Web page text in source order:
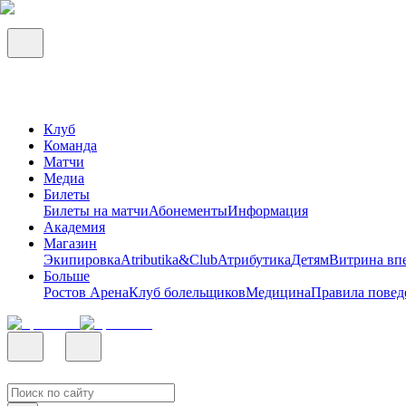
Клуб
Команда
Матчи
Медиа
Билеты
Билеты на матчиАбонементыИнформация
Академия
Магазин
ЭкипировкаAtributika&ClubАтрибутикаДетямВитрина
Больше
Ростов АренаКлуб болельщиковМедицинаПравила